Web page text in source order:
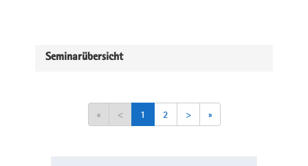
Seminarübersicht
« < 1 2 > »